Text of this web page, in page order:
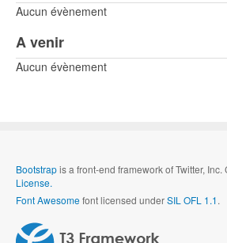
Aucun évènement
A venir
Aucun évènement
Bootstrapis a front-end framework of Twitter,
License.
Font Awesomefont licensed underSIL OFL 1.1.